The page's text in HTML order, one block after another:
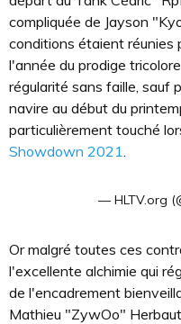
compliquée de Jayson
conditions étaient réunies
l'année du prodige
régularité sans faille, sauf
navire au début du
particulièrement touché
Showdown 2021.
— HLTV.org
Or malgré toutes ces
l'excellente alchimie qui
de l'encadrement
Mathieu "ZywOo"